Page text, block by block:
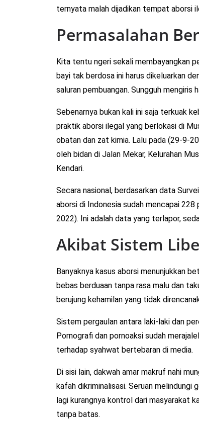
ternyata malah dijadikan tempat aborsi
Permasalahan
Kita tentu ngeri sekali membayangkan
bayi tak berdosa ini harus dikeluarkan
saluran pembuangan. Sungguh mengiris
Sebenarnya bukan kali ini saja terkuak
praktik aborsi ilegal yang berlokasi di
obatan dan zat kimia. Lalu pada (29-9-
oleh bidan di Jalan Mekar, Kelurahan
Kendari.
Secara nasional, berdasarkan data
aborsi di Indonesia sudah mencapai 228
2022). Ini adalah data yang terlapor,
Akibat Sistem
Banyaknya kasus aborsi menunjukkan
bebas berduaan tanpa rasa malu dan
berujung kehamilan yang tidak
Sistem pergaulan antara laki-laki dan
Pornografi dan pornoaksi sudah
terhadap syahwat bertebaran di media.
Di sisi lain, dakwah amar makruf nahi
kafah dikriminalisasi. Seruan melindungi
lagi kurangnya kontrol dari masyarakat
tanpa batas.